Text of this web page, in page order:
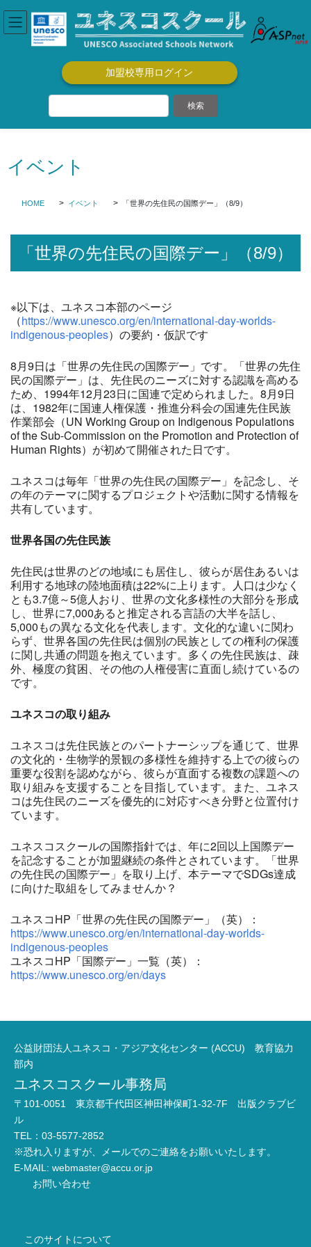
ン
テ
ビ
ゲ
加盟校専用ログイン
イベント
HOME イベント 「世界の先住民の国際デー」（8/9）
「世界の先住民の国際デー」（8/9）
※以下は、ユネスコ本部のページ
（https://www.unesco.org/en/international-day-worlds-
indigenous-peoples）の要約・仮訳です
8月9日は「世界の先住民の国際デー」です。「世界の先住
民の国際デー」は、先住民のニーズに対する認識を高める
ため、1994年12月23日に国連で定められました。8月9日
は、1982年に国連人権保護・推進分科会の国連先住民族
作業部会（UN Working Group on Indigenous Populations
of the Sub-Commission on the Promotion and Protection of
Human Rights）が初めて開催された日です。
ユネスコは毎年「世界の先住民の国際デー」を記念し、そ
の年のテーマに関するプロジェクトや活動に関する情報を
共有しています。
世界各国の先住民族
先住民は世界のどの地域にも居住し、彼らが居住あるいは
利用する地球の陸地面積は22%に上ります。人口は少なく
とも3.7億～5億人おり、世界の文化多様性の大部分を形成
し、世界に7,000あると推定される言語の大半を話し、
5,000もの異なる文化を代表します。文化的な違いに関わ
らず、世界各国の先住民は個別の民族としての権利の保護
に関し共通の問題を抱えています。多くの先住民族は、疎
外、極度の貧困、その他の人権侵害に直面し続けているの
です。
ユネスコの取り組み
ユネスコは先住民族とのパートナーシップを通じて、世界
の文化的・生物学的景観の多様性を維持する上での彼らの
重要な役割を認めながら、彼らが直面する複数の課題への
取り組みを支援することを目指しています。また、ユネス
コは先住民のニーズを優先的に対応すべき分野と位置付け
ています。
ユネスコスクールの国際指針では、年に2回以上国際デー
を記念することが加盟継続の条件とされています。「世界
の先住民の国際デー」を取り上げ、本テーマでSDGs達成
に向けた取組をしてみませんか？
ユネスコHP「世界の先住民の国際デー」（英）：
https://www.unesco.org/en/international-day-worlds-
indigenous-peoples
ユネスコHP「国際デー」一覧（英）：
https://www.unesco.org/en/days
公益財団法人ユネスコ・アジア文化センター (ACCU) 教育協力
部内
ユネスコスクール事務局
〒101-0051 東京都千代田区神田神保町1-32-7F 出版クラブビ
ル
TEL：03-5577-2852
※恐れ入りますが、メールでのご連絡をお願いいたします。
E-MAIL: webmaster@accu.or.jp
お問い合わせ
このサイトについて